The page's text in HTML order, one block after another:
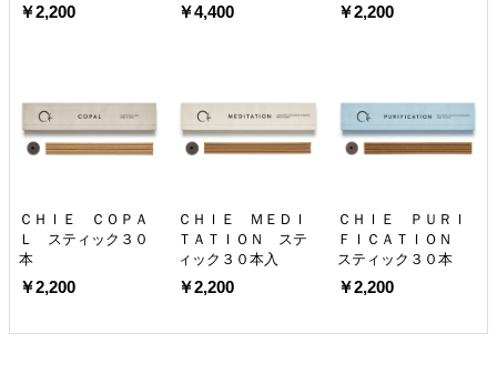
￥2,200 ￥4,400 ￥2,200
ＣＨＩＥ ＣＯＰＡ
Ｌ スティック３０
本
￥2,200
ＣＨＩＥ ＭＥＤＩ
ＴＡＴＩＯＮ ステ
ィック３０本入
￥2,200
ＣＨＩＥ ＰＵＲＩ
ＦＩＣＡＴＩＯＮ
スティック３０本
￥2,200